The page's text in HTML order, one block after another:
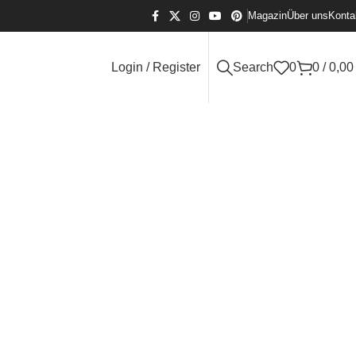
MagazinÜber uns
Login / Register Search 0 0 / 0,00